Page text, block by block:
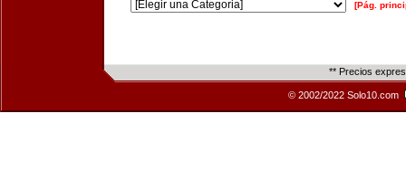
[Pág.
** Precios
© 2002/2022 Solo10.com